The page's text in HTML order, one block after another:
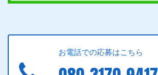
お電話での応募はこちら